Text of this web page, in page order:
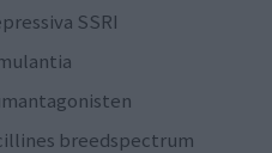
SSRI
breedspectrum